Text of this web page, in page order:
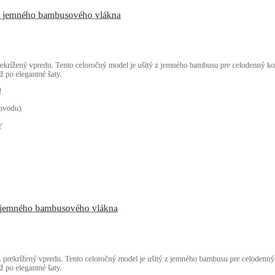
bambusového vlákna
vpredu. Tento celoročný model je ušitý z jemného bambusu pre celodenný
elegantné šaty.
bambusového vlákna
vpredu. Tento celoročný model je ušitý z jemného bambusu pre
elegantné šaty.